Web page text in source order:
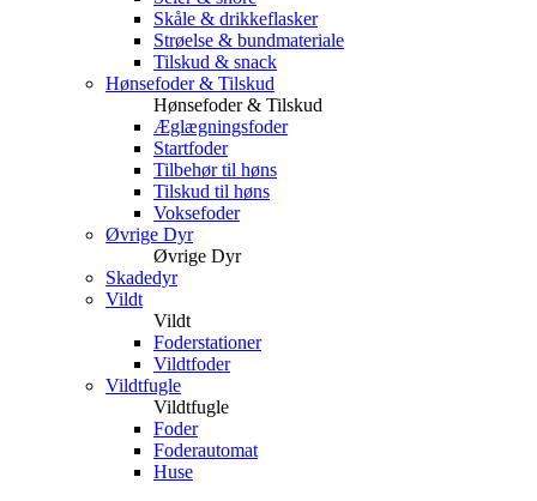
Skåle & drikkeflasker
Strøelse & bundmateriale
Tilskud & snack
Hønsefoder & Tilskud
Hønsefoder & Tilskud
Æglægningsfoder
Startfoder
Tilbehør til høns
Tilskud til høns
Voksefoder
Øvrige Dyr
Øvrige Dyr
Skadedyr
Vildt
Vildt
Foderstationer
Vildtfoder
Vildtfugle
Vildtfugle
Foder
Foderautomat
Huse